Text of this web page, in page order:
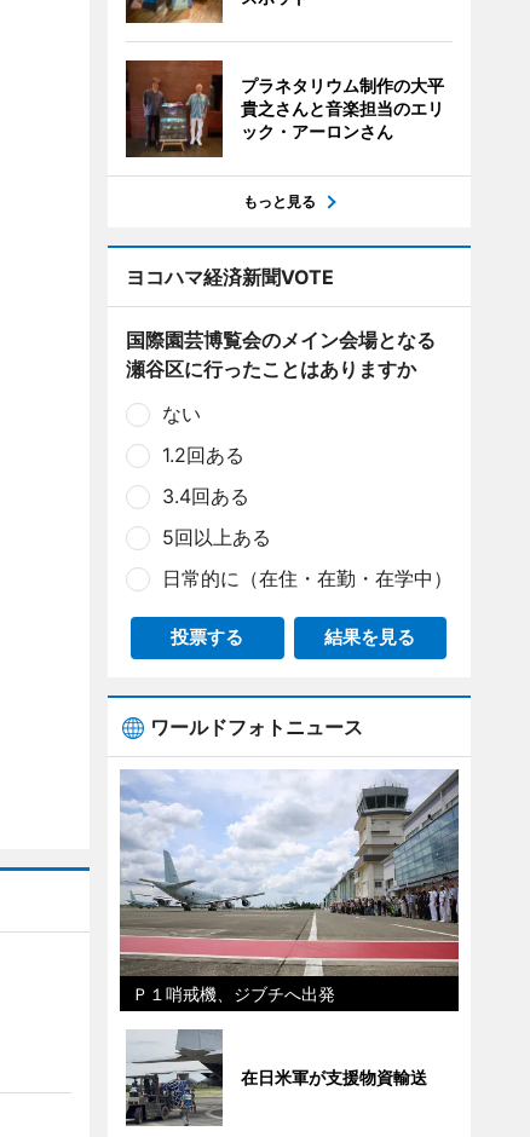
プラネタリウム制作の大平
貴之さんと音楽担当のエリ
ック・アーロンさん
もっと見る
ヨコハマ経済新聞VOTE
国際園芸博覧会のメイン会場となる
瀬谷区に行ったことはありますか
ない
1.2回ある
3.4回ある
5回以上ある
日常的に（在住・在勤・在学中）
投票する 結果を見る
ワールドフォトニュース
Ｐ１哨戒機、ジブチへ出発
在日米軍が支援物資輸送